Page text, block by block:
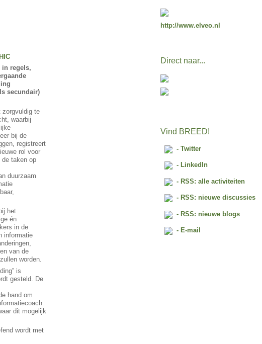
in regels,
secundair)
zorgvuldig te
waarbij
bij de
registreert
rol voor
de taken op
duurzaam
het
én
in de
informatie
van de
worden.
is
gesteld. De
hand om
dit mogelijk
wordt met
http://www.elveo.nl
Direct naar...
Vind BREED!
- Twitter
- LinkedIn
- RSS: alle activiteiten
- RSS: nieuwe discussies
- RSS: nieuwe blogs
- E-mail